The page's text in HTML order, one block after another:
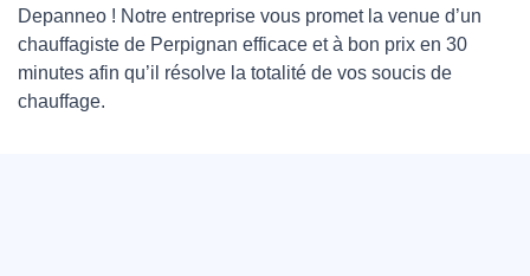
Depanneo ! Notre entreprise vous promet la venue d’un
chauffagiste de Perpignan efficace et à bon prix en 30
minutes afin qu’il résolve la totalité de vos soucis de
chauffage.